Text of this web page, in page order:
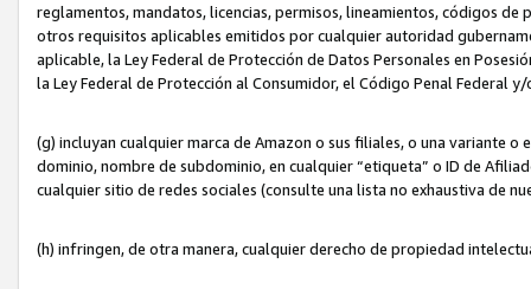
reglamentos, mandatos, licencias, permisos, lineamientos, códigos
otros requisitos aplicables emitidos por cualquier autoridad
aplicable, la Ley Federal de Protección de Datos Personales en
la Ley Federal de Protección al Consumidor, el Código Penal Federal
(g) incluyan cualquier marca de Amazon o sus filiales, o una variante
dominio, nombre de subdominio, en cualquier “etiqueta” o ID de
cualquier sitio de redes sociales (consulte una lista no exhaustiva de
(h) infringen, de otra manera, cualquier derecho de propiedad